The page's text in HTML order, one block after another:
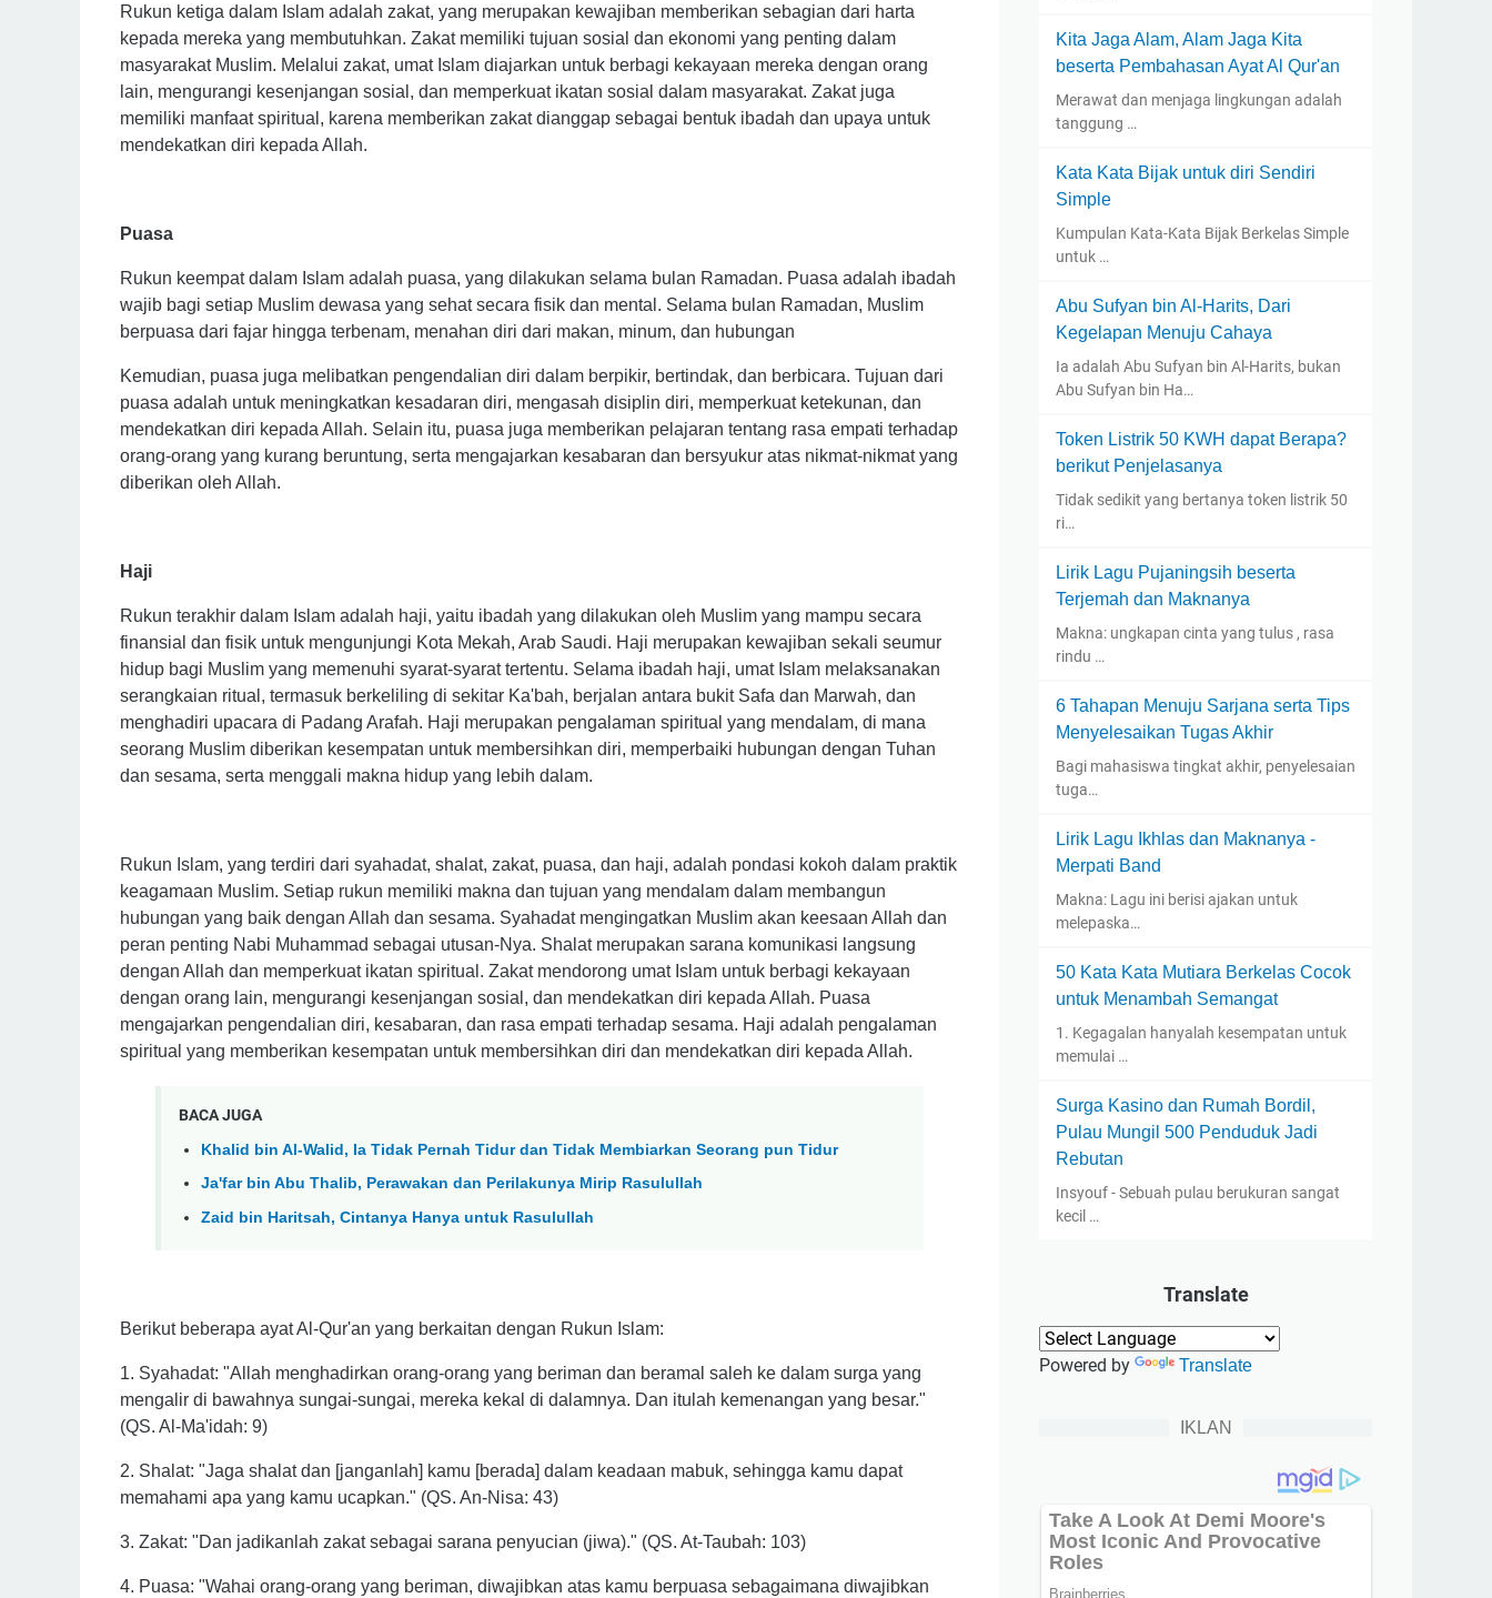
Rukun ketiga dalam Islam adalah zakat, yang merupakan kewajiban memberikan sebagian dari harta
kepada mereka yang membutuhkan. Zakat memiliki tujuan sosial dan ekonomi yang penting dalam
masyarakat Muslim. Melalui zakat, umat Islam diajarkan untuk berbagi kekayaan mereka dengan orang
lain, mengurangi kesenjangan sosial, dan memperkuat ikatan sosial dalam masyarakat. Zakat juga
memiliki manfaat spiritual, karena memberikan zakat dianggap sebagai bentuk ibadah dan upaya untuk
mendekatkan diri kepada Allah.
Puasa
Rukun keempat dalam Islam adalah puasa, yang dilakukan selama bulan Ramadan. Puasa adalah ibadah
wajib bagi setiap Muslim dewasa yang sehat secara fisik dan mental. Selama bulan Ramadan, Muslim
berpuasa dari fajar hingga terbenam, menahan diri dari makan, minum, dan hubungan
Kemudian, puasa juga melibatkan pengendalian diri dalam berpikir, bertindak, dan berbicara. Tujuan dari
puasa adalah untuk meningkatkan kesadaran diri, mengasah disiplin diri, memperkuat ketekunan, dan
mendekatkan diri kepada Allah. Selain itu, puasa juga memberikan pelajaran tentang rasa empati terhadap
orang-orang yang kurang beruntung, serta mengajarkan kesabaran dan bersyukur atas nikmat-nikmat yang
diberikan oleh Allah.
Haji
Rukun terakhir dalam Islam adalah haji, yaitu ibadah yang dilakukan oleh Muslim yang mampu secara
finansial dan fisik untuk mengunjungi Kota Mekah, Arab Saudi. Haji merupakan kewajiban sekali seumur
hidup bagi Muslim yang memenuhi syarat-syarat tertentu. Selama ibadah haji, umat Islam melaksanakan
serangkaian ritual, termasuk berkeliling di sekitar Ka'bah, berjalan antara bukit Safa dan Marwah, dan
menghadiri upacara di Padang Arafah. Haji merupakan pengalaman spiritual yang mendalam, di mana
seorang Muslim diberikan kesempatan untuk membersihkan diri, memperbaiki hubungan dengan Tuhan
dan sesama, serta menggali makna hidup yang lebih dalam.
Rukun Islam, yang terdiri dari syahadat, shalat, zakat, puasa, dan haji, adalah pondasi kokoh dalam praktik
keagamaan Muslim. Setiap rukun memiliki makna dan tujuan yang mendalam dalam membangun
hubungan yang baik dengan Allah dan sesama. Syahadat mengingatkan Muslim akan keesaan Allah dan
peran penting Nabi Muhammad sebagai utusan-Nya. Shalat merupakan sarana komunikasi langsung
dengan Allah dan memperkuat ikatan spiritual. Zakat mendorong umat Islam untuk berbagi kekayaan
dengan orang lain, mengurangi kesenjangan sosial, dan mendekatkan diri kepada Allah. Puasa
mengajarkan pengendalian diri, kesabaran, dan rasa empati terhadap sesama. Haji adalah pengalaman
spiritual yang memberikan kesempatan untuk membersihkan diri dan mendekatkan diri kepada Allah.
BACA JUGA
Khalid bin Al-Walid, Ia Tidak Pernah Tidur dan Tidak Membiarkan Seorang pun Tidur
Ja'far bin Abu Thalib, Perawakan dan Perilakunya Mirip Rasulullah
Zaid bin Haritsah, Cintanya Hanya untuk Rasulullah
Berikut beberapa ayat Al-Qur'an yang berkaitan dengan Rukun Islam:
1. Syahadat: "Allah menghadirkan orang-orang yang beriman dan beramal saleh ke dalam surga yang
mengalir di bawahnya sungai-sungai, mereka kekal di dalamnya. Dan itulah kemenangan yang besar."
(QS. Al-Ma'idah: 9)
2. Shalat: "Jaga shalat dan [janganlah] kamu [berada] dalam keadaan mabuk, sehingga kamu dapat
memahami apa yang kamu ucapkan." (QS. An-Nisa: 43)
3. Zakat: "Dan jadikanlah zakat sebagai sarana penyucian (jiwa)." (QS. At-Taubah: 103)
4. Puasa: "Wahai orang-orang yang beriman, diwajibkan atas kamu berpuasa sebagaimana diwajibkan
Kita Jaga Alam, Alam Jaga Kita
beserta Pembahasan Ayat Al Qur'an
Merawat dan menjaga lingkungan adalah
tanggung …
Kata Kata Bijak untuk diri Sendiri
Simple
Kumpulan Kata-Kata Bijak Berkelas Simple
untuk …
Abu Sufyan bin Al-Harits, Dari
Kegelapan Menuju Cahaya
Ia adalah Abu Sufyan bin Al-Harits, bukan
Abu Sufyan bin Ha…
Token Listrik 50 KWH dapat Berapa?
berikut Penjelasanya
Tidak sedikit yang bertanya token listrik 50
ri…
Lirik Lagu Pujaningsih beserta
Terjemah dan Maknanya
Makna: ungkapan cinta yang tulus , rasa
rindu …
6 Tahapan Menuju Sarjana serta Tips
Menyelesaikan Tugas Akhir
Bagi mahasiswa tingkat akhir, penyelesaian
tuga…
Lirik Lagu Ikhlas dan Maknanya -
Merpati Band
Makna: Lagu ini berisi ajakan untuk
melepaska…
50 Kata Kata Mutiara Berkelas Cocok
untuk Menambah Semangat
1. Kegagalan hanyalah kesempatan untuk
memulai …
Surga Kasino dan Rumah Bordil,
Pulau Mungil 500 Penduduk Jadi
Rebutan
Insyouf - Sebuah pulau berukuran sangat
kecil …
Translate
Powered by Translate
IKLAN